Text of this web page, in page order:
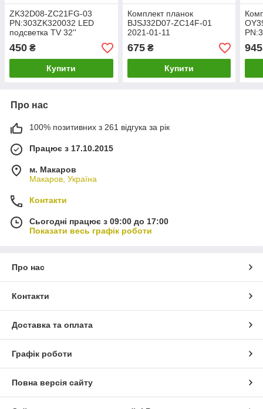
ZK32D08-ZC21FG-03
PN:303ZK320032 LED
подсветка TV 32''
450 ₴
Купити
Комплект планок
BJSJ32D07-ZC14F-01
2021-01-11
PN:303JD315036
675₴
Купити
945
Про нас
100% позитивних з 261 відгука за рік
Працює з 17.10.2015
м. Макаров
Макаров, Україна
Контакти
Сьогодні працює з 09:00 до 17:00
Показати весь графік роботи
Про нас
Контакти
Доставка та оплата
Графік роботи
Повна версія сайту